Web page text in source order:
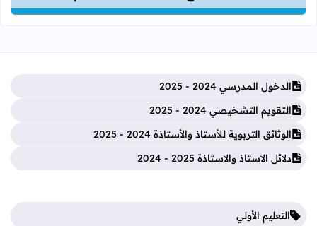
الدخول المدرسي 2024 - 2025
التقويم التشخيصي 2024 - 2025
الوثائق التربوية للأستاذ والأستاذة 2024 - 2025
دلائل الاستاذ والاستاذة 2025 - 2024
التعليم الأولي